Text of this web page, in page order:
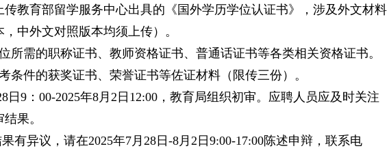
教育部留学服务中心出具的《国外学历学位认证书》，涉及外文材料
中外文对照版本均须上传）。
所需的职称证书、教师资格证书、普通话证书等各类相关资格证书。
条件的获奖证书、荣誉证书等佐证材料（限传三份）。
日9：00-2025年8月2日12:00，教育局组织初审。应聘人员应及时关注
果。
有异议，请在2025年7月28日-8月2日9:00-17:00陈述申辩，联系电